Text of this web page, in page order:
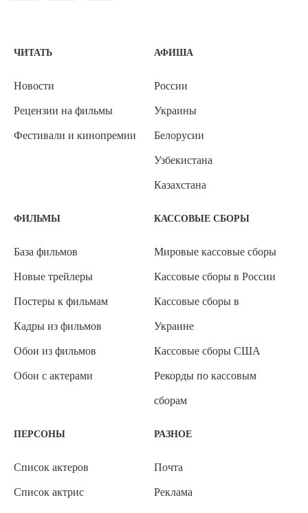
ЧИТАТЬ
Новости
Рецензии на фильмы
Фестивали и кинопремии
АФИША
России
Украины
Белорусии
Узбекистана
Казахстана
ФИЛЬМЫ
База фильмов
Новые трейлеры
Постеры к фильмам
Кадры из фильмов
Обои из фильмов
Обои с актерами
КАССОВЫЕ СБОРЫ
Мировые кассовые сборы
Кассовые сборы в России
Кассовые сборы в
Украине
Кассовые сборы США
Рекорды по кассовым
сборам
ПЕРСОНЫ
Список актеров
Список актрис
РАЗНОЕ
Почта
Реклама